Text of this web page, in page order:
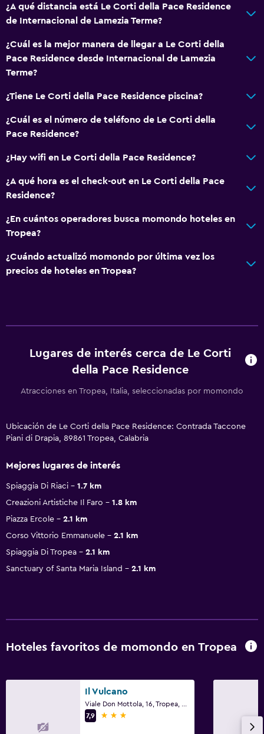
¿A qué distancia está Le Corti della Pace Residence
de Internacional de Lamezia Terme?
¿Cuál es la mejor manera de llegar a Le Corti della
Pace Residence desde Internacional de Lamezia
Terme?
¿Tiene Le Corti della Pace Residence piscina?
¿Cuál es el número de teléfono de Le Corti della
Pace Residence?
¿Hay wifi en Le Corti della Pace Residence?
¿A qué hora es el check-out en Le Corti della Pace
Residence?
¿En cuántos operadores busca momondo hoteles en
Tropea?
¿Cuándo actualizó momondo por última vez los
precios de hoteles en Tropea?
Lugares de interés cerca de Le Corti
della Pace Residence
Atracciones en Tropea, Italia, seleccionadas por momondo
Ubicación de Le Corti della Pace Residence: Contrada Taccone
Piani di Drapia, 89861 Tropea, Calabria
Mejores lugares de interés
Spiaggia Di Riaci
1.7 km
Creazioni Artistiche Il Faro
1.8 km
Piazza Ercole
2.1 km
Corso Vittorio Emmanuele
2.1 km
Spiaggia Di Tropea
2.1 km
Sanctuary of Santa Maria Island
2.1 km
Hoteles favoritos de momondo en Tropea
Il Vulcano
7,9
3 estrellas